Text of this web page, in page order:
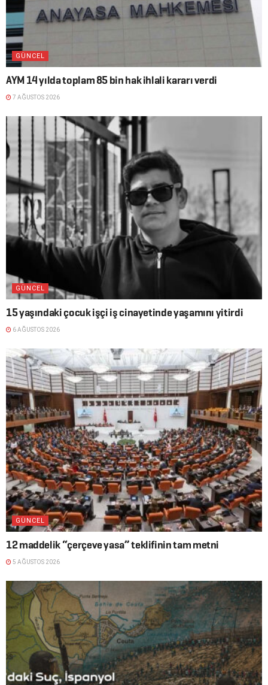
GÜNCEL
AYM 14 yılda toplam 85 bin hak ihlali kararı verdi
7 AĞUSTOS 2026
GÜNCEL
15 yaşındaki çocuk işçi iş cinayetinde yaşamını yitirdi
6 AĞUSTOS 2026
GÜNCEL
12 maddelik “çerçeve yasa” teklifinin tam metni
5 AĞUSTOS 2026